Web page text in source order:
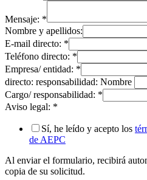
Mensaje: *
Nombre y apellidos:
E-mail directo: *
Teléfono directo: *
Empresa/ entidad: *
directo: responsabilidad: Nombre
Cargo/ responsabilidad: *
Aviso legal: *
Sí, he leído y acepto los
de AEPC
Al enviar el formulario, recibirá
copia de su solicitud.